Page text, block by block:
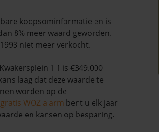
koopsominformatie en is
8% meer waard geworden.
niet meer verkocht.
1 1 is €349.000
laag dat deze waarde te
worden op de
gratis WOZ alarm bent u elk jaar
en kansen op besparing.